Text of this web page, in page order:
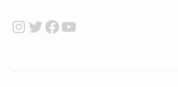
Instagram
Twitter
Facebook
YouTube